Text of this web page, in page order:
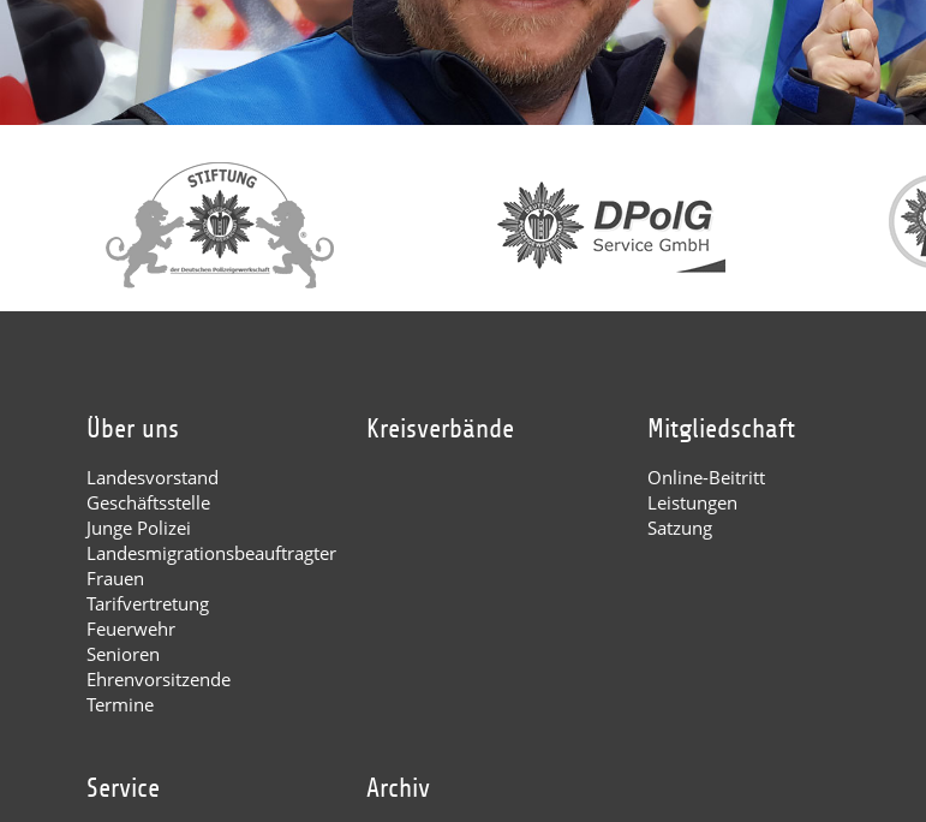
Über uns
Landesvorstand
Geschäftsstelle
Junge Polizei
Landesmigrationsbeauftragter
Frauen
Tarifvertretung
Feuerwehr
Senioren
Ehrenvorsitzende
Termine
Kreisverbände Mitgliedschaft
Online-Beitritt
Leistungen
Satzung
Service Archiv